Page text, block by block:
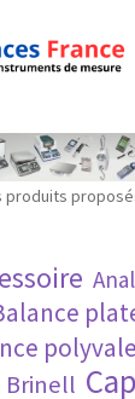
de
matière de
produits
Brinell